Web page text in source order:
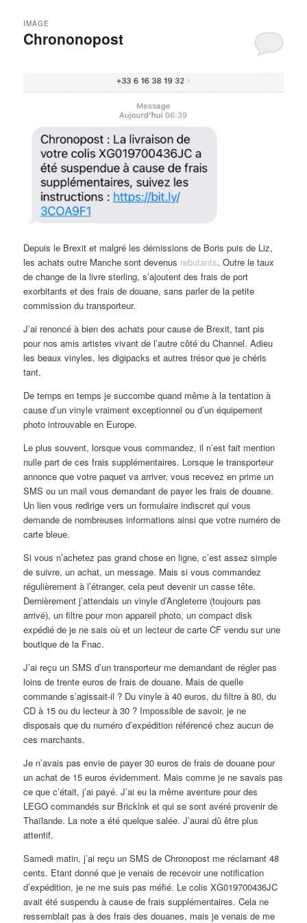
Chrononopost
IMAGE
Depuis le Brexit et malgré les démissions de Boris puis de Liz,
les achats outre Manche sont devenus rebutants. Outre le taux
de change de la livre sterling, s’ajoutent des frais de port
exorbitants et des frais de douane, sans parler de la petite
commission du transporteur.
J’ai renoncé à bien des achats pour cause de Brexit, tant pis
pour nos amis artistes vivant de l’autre côté du Channel. Adieu
les beaux vinyles, les digipacks et autres trésor que je chéris
tant.
De temps en temps je succombe quand même à la tentation à
cause d’un vinyle vraiment exceptionnel ou d’un équipement
photo introuvable en Europe.
Le plus souvent, lorsque vous commandez, il n’est fait mention
nulle part de ces frais supplémentaires. Lorsque le transporteur
annonce que votre paquet va arriver, vous recevez en prime un
SMS ou un mail vous demandant de payer les frais de douane.
Un lien vous redirige vers un formulaire indiscret qui vous
demande de nombreuses informations ainsi que votre numéro de
carte bleue.
Si vous n’achetez pas grand chose en ligne, c’est assez simple
de suivre, un achat, un message. Mais si vous commandez
régulièrement à l’étranger, cela peut devenir un casse tête.
Dernièrement j’attendais un vinyle d’Angleterre (toujours pas
arrivé), un filtre pour mon appareil photo, un compact disk
expédié de je ne sais où et un lecteur de carte CF vendu sur une
boutique de la Fnac.
J’ai reçu un SMS d’un transporteur me demandant de régler pas
loins de trente euros de frais de douane. Mais de quelle
commande s’agissait-il ? Du vinyle à 40 euros, du filtre à 80, du
CD à 15 ou du lecteur à 30 ? Impossible de savoir, je ne
disposais que du numéro d’expédition référencé chez aucun de
ces marchants.
Je n’avais pas envie de payer 30 euros de frais de douane pour
un achat de 15 euros évidemment. Mais comme je ne savais pas
ce que c’était, j’ai payé. J’ai eu la même aventure pour des
LEGO commandés sur Bricklnk et qui se sont avéré provenir de
Thaïlande. La note a été quelque salée. J’aurai dû être plus
attentif.
Samedi matin, j’ai reçu un SMS de Chronopost me réclamant 48
cents. Etant donné que je venais de recevoir une notification
d’expédition, je ne me suis pas méfié. Le colis XG019700436JC
avait été suspendu à cause de frais supplémentaires. Cela ne
ressemblait pas à des frais des douanes, mais je venais de me